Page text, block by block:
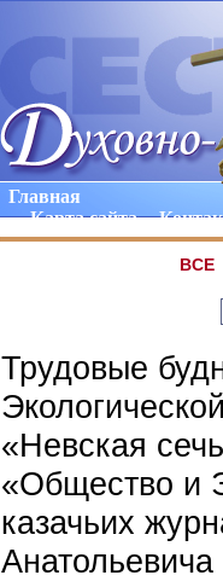
Главная
Карта сайта
ВCE
Трудовые
«Невская
«Общество и
казачьих
Анатольевича